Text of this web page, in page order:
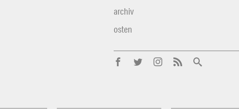
archiv
osten